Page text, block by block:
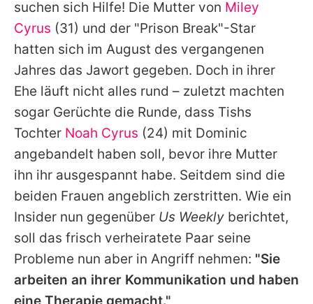
Datenschutzerklärung
Nutzungsbedingungen
Utiq verwalten
suchen sich Hilfe! Die Mutter von Miley
Cyrus (31) und der "Prison Break"-Star
hatten sich im August des vergangenen
Jahres das Jawort gegeben. Doch in ihrer
Ehe läuft nicht alles rund – zuletzt machten
sogar Gerüchte die Runde, dass Tishs
Tochter Noah Cyrus (24) mit Dominic
angebandelt haben soll, bevor ihre Mutter
ihn ihr ausgespannt habe. Seitdem sind die
beiden Frauen angeblich zerstritten. Wie ein
Insider nun gegenüber Us Weekly berichtet,
soll das frisch verheiratete Paar seine
Probleme nun aber in Angriff nehmen: "Sie
arbeiten an ihrer Kommunikation und haben
eine Therapie gemacht."